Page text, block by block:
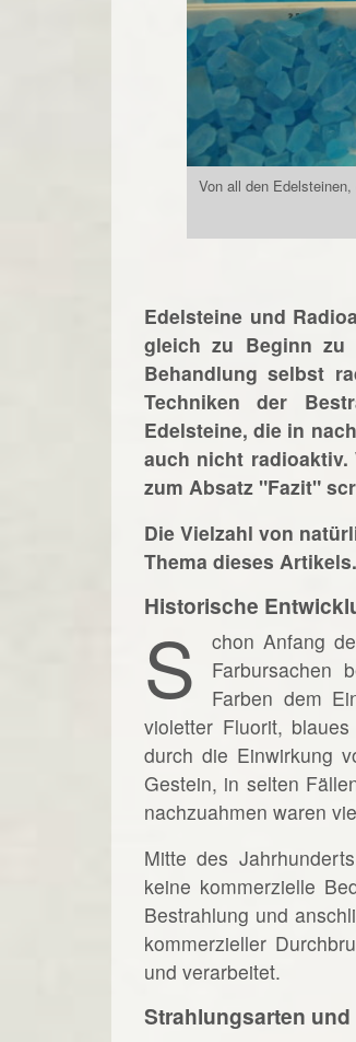
Von all den
Edelsteine und
gleich zu Beginn zu
Behandlung selbst
Techniken der
Edelsteine, die in
auch nicht
zum Absatz "Fazit"
Die Vielzahl von
Thema dieses
Historische
S
chon Anfang
Farbursachen
Farben dem
violetter Fluorit,
durch die Einwirkung
Gestein, in selten
nachzuahmen waren
Mitte des
keine kommerzielle
Bestrahlung und
kommerzieller
und verarbeitet.
Strahlungsarten